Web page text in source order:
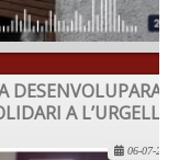
A L’URGELL
06-07-2022